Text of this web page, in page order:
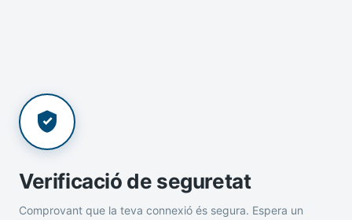
Verificació de seguretat
Comprovant que la teva connexió és segura. Espera un